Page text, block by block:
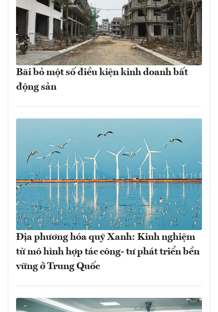
Bãi bỏ một số điều kiện kinh doanh bất
động sản
Địa phương hóa quỹ Xanh: Kinh nghiệm
từ mô hình hợp tác công- tư phát triển bền
vững ở Trung Quốc